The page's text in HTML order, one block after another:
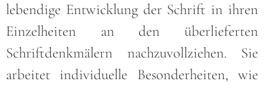
lebendige Entwicklung der Schrift in ihren
Einzelheiten an den überlieferten
Schriftdenkmälern nachzuvollziehen. Sie
arbeitet individuelle Besonderheiten, wie